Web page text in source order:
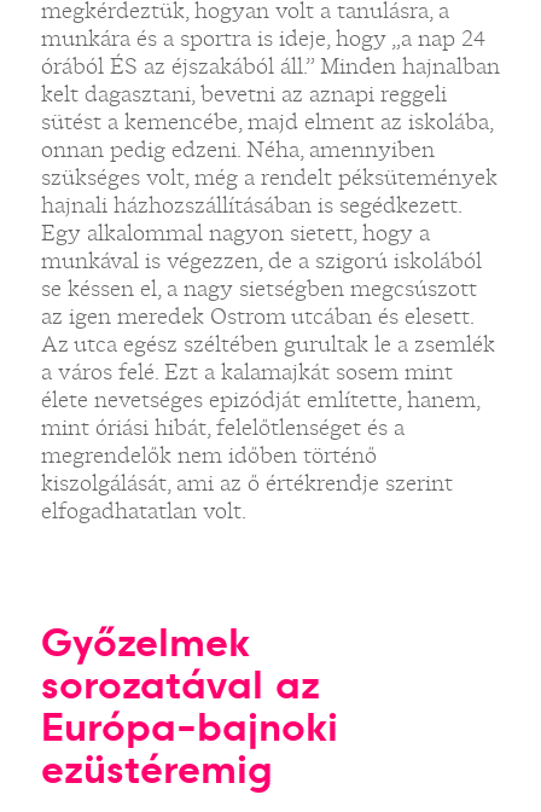
megkérdeztük, hogyan volt a tanulásra, a
munkára és a sportra is ideje, hogy „a nap 24
órából ÉS az éjszakából áll.” Minden hajnalban
kelt dagasztani, bevetni az aznapi reggeli
sütést a kemencébe, majd elment az iskolába,
onnan pedig edzeni. Néha, amennyiben
szükséges volt, még a rendelt péksütemények
hajnali házhozszállításában is segédkezett.
Egy alkalommal nagyon sietett, hogy a
munkával is végezzen, de a szigorú iskolából
se késsen el, a nagy sietségben megcsúszott
az igen meredek Ostrom utcában és elesett.
Az utca egész széltében gurultak le a zsemlék
a város felé. Ezt a kalamajkát sosem mint
élete nevetséges epizódját említette, hanem,
mint óriási hibát, felelőtlenséget és a
megrendelők nem időben történő
kiszolgálását, ami az ő értékrendje szerint
elfogadhatatlan volt.
Győzelmek
sorozatával az
Európa-bajnoki
ezüstéremig